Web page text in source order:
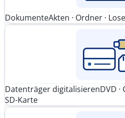
DokumenteAkten · Ordner · Lose
Datenträger digitalisierenDVD ·
SD-Karte